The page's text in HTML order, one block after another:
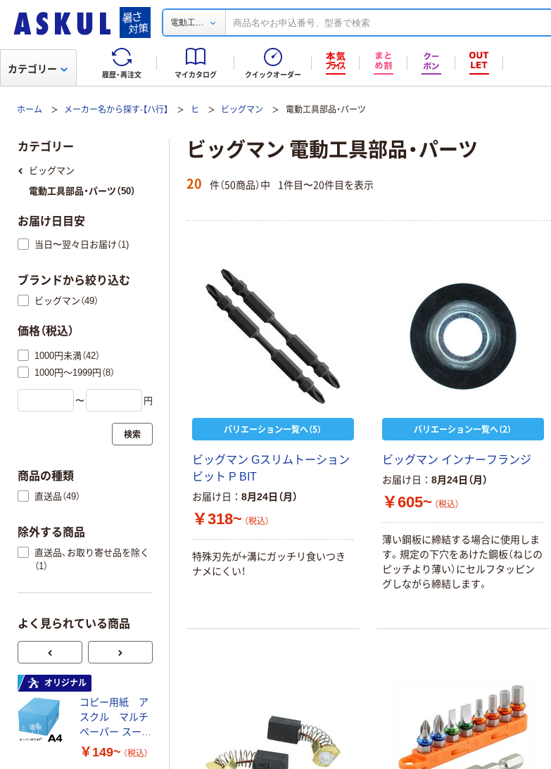
電動工...
履歴・再注文 マイカタログ クイックオーダー
カテゴリー
ホーム メーカー名から探す-【ハ行】 ヒ ビッグマン 電動工具部品・パーツ
ビッグマン 電動工具部品・パーツ
20 件（50商品）中 1件目〜20件目を表示
バリエーション一覧へ（5）
ビッグマン Gスリムトーション
ビット P BIT
お届け日 8月24日（月）
￥318~ （税込）
特殊刃先が+溝にガッチリ食いつき
ナメにくい！
バリエーション一覧へ（2）
ビッグマン インナーフランジ
お届け日 8月24日（月）
￥605~ （税込）
薄い鋼板に締結する場合に使用しま
す。規定の下穴をあけた鋼板（ねじの
ピッチより薄い）にセルフタッピン
グしながら締結します。
カテゴリー
ビッグマン
電動工具部品・パーツ（50）
お届け日目安
当日〜翌々日お届け（1)
ブランドから絞り込む
ビッグマン（49）
価格（税込）
1000円未満（42）
1000円～1999円（8）
〜 円
検索
商品の種類
直送品（49）
除外する商品
直送品、お取り寄せ品を除く
（1）
よく見られている商品
オリジナル
コピー用紙 ア
スクル マルチ
ペーパー スーパ
ーホワイト+
￥149~ （税込）
ータイプ 乳白半
透明 高密度タイ
プ 詰替用 バイ
オマス素材10％
￥616~ （税込）
パー ダブル60
ｍ 再生紙
100% 6ロール
リサイクル100
￥460~ （税込）
オリジナル